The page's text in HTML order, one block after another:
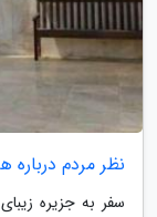
نظر مردم
سفر به جزیره